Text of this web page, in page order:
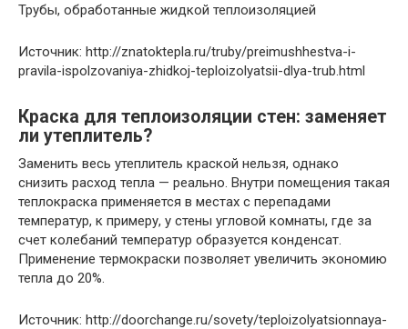
Трубы, обработанные жидкой теплоизоляцией
Источник: http://znatoktepla.ru/truby/preimushhestva-i-
pravila-ispolzovaniya-zhidkoj-teploizolyatsii-dlya-trub.html
Краска для теплоизоляции стен: заменяет
ли утеплитель?
Заменить весь утеплитель краской нельзя, однако
снизить расход тепла — реально. Внутри помещения такая
теплокраска применяется в местах с перепадами
температур, к примеру, у стены угловой комнаты, где за
счет колебаний температур образуется конденсат.
Применение термокраски позволяет увеличить экономию
тепла до 20%.
Источник: http://doorchange.ru/sovety/teploizolyatsionnaya-